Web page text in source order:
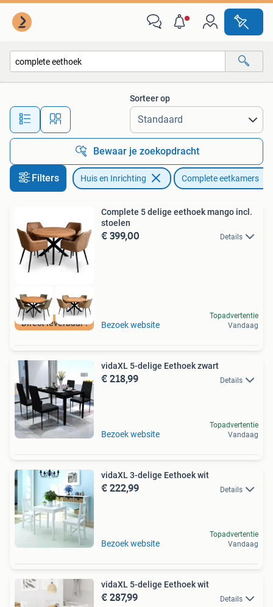
Alle afstanden…
Sorteer op
Bewaar je zoekopdracht
Filters Huis en Inrichting Complete eetkamers
Direct leverbaar !
Complete 5 delige eethoek mango incl.
stoelen
€ 399,00 Details
Bezoek website
Topadvertentie
Vandaag
vidaXL 5-delige Eethoek zwart
€ 218,99 Details
Bezoek website
Topadvertentie
Vandaag
vidaXL 3-delige Eethoek wit
€ 222,99 Details
Bezoek website
Topadvertentie
Vandaag
vidaXL 5-delige Eethoek wit
€ 287,99 Details